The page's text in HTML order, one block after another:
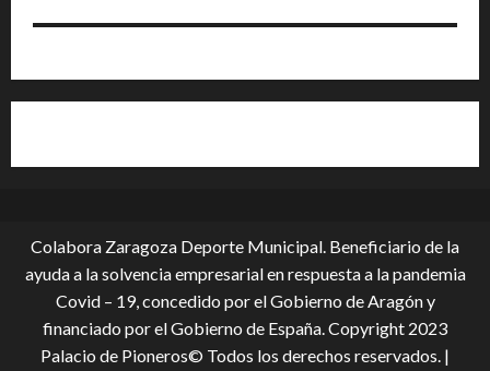
Colabora Zaragoza Deporte Municipal. Beneficiario de la
ayuda a la solvencia empresarial en respuesta a la pandemia
Covid – 19, conce­dido por el Gobierno de Aragón y
financiado por el Gobierno de España. Copyright 2023
Palacio de Pioneros© Todos los derechos reservados. |